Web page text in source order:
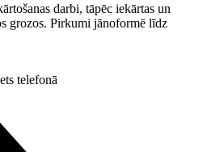
darbi, tāpēc iekārtas un
grozos. Pirkumi jānoformē līdz
telefonā